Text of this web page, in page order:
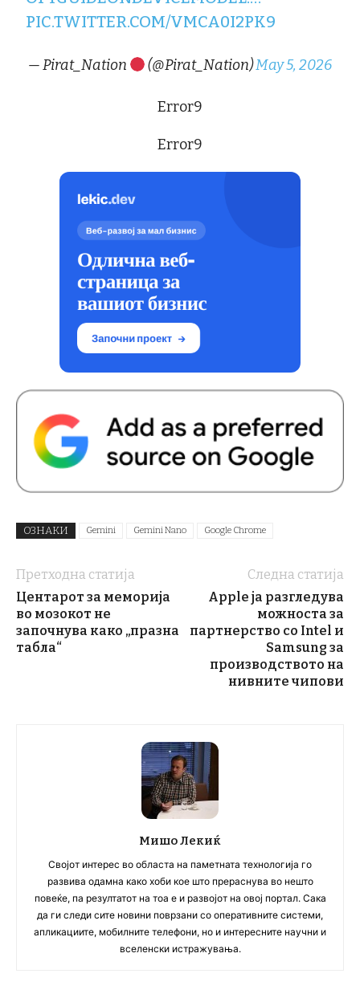
PIC.TWITTER.COM/VMCA0I2PK9
— Pirat_Nation (@Pirat_Nation)May 5, 2026
Error9
Error9
ОЗНАКИ Gemini Gemini Nano Google Chrome
Претходна статија
Центарот за меморија
во мозокот не
започнува како „празна
табла“
Следна статија
Apple ја разгледува
можноста за
партнерство со Intel и
Samsung за
производството на
нивните чипови
Мишо Лекиќ
Својот интерес во областа на паметната технологија го
развива одамна како хоби кое што прераснува во нешто
повеќе, па резултатот на тоа е и развојот на овој портал. Сака
да ги следи сите новини поврзани со оперативните системи,
апликациите, мобилните телефони, но и интересните научни и
вселенски истражувања.